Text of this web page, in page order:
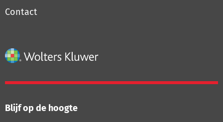
Contact
Blijf op de hoogte